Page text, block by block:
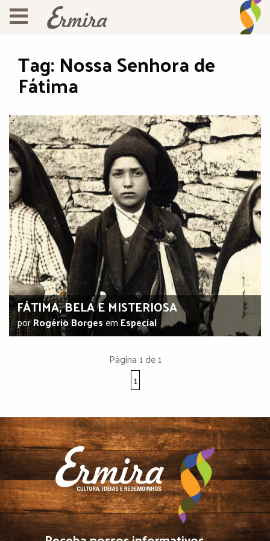
Tag:Nossa Senhora de
Fátima
FÁTIMA, BELA E MISTERIOSA
porRogério Borgesem Especial
Página 1 de 1
1